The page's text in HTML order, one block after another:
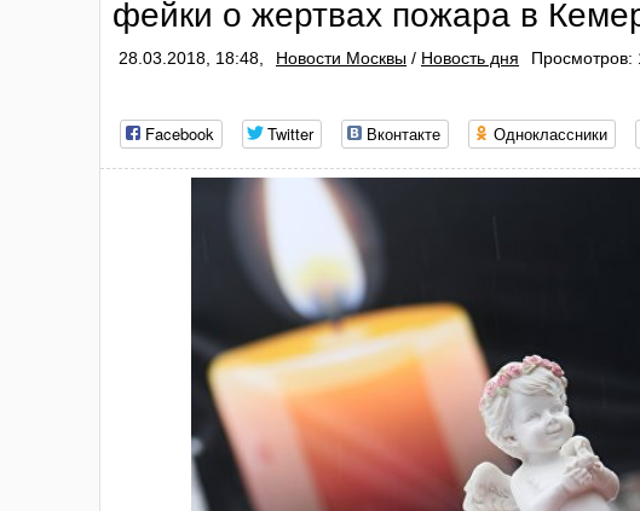
фейки о жертвах пожара в
28.03.2018, 18:48, Новости Москвы / Новость дня Просмотров:
Facebook Twitter Вконтакте Одноклассники